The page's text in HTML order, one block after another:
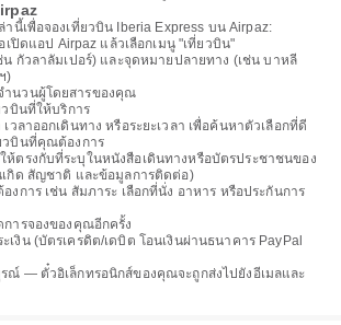
นี้เพื่อจองเที่ยวบิน Iberia Express บน Airpaz:
เปิดแอป Airpaz แล้วเลือกเมนู "เที่ยวบิน"
น กัวลาลัมเปอร์) และจุดหมายปลายทาง (เช่น บาหลี
)
ำนวนผู้โดยสารของคุณ
บินที่ให้บริการ
วลาออกเดินทาง หรือระยะเวลา เพื่อค้นหาตัวเลือกที่ดี
วบินที่คุณต้องการ
ห้ตรงกับที่ระบุในหนังสือเดินทางหรือบัตรประชาชนของ
กิด สัญชาติ และข้อมูลการติดต่อ)
องการ เช่น สัมภาระ เลือกที่นั่ง อาหาร หรือประกันการ
การจองของคุณอีกครั้ง
เงิน (บัตรเครดิต/เดบิต โอนเงินผ่านธนาคาร PayPal
รณ์ — ตั๋วอิเล็กทรอนิกส์ของคุณจะถูกส่งไปยังอีเมลและ